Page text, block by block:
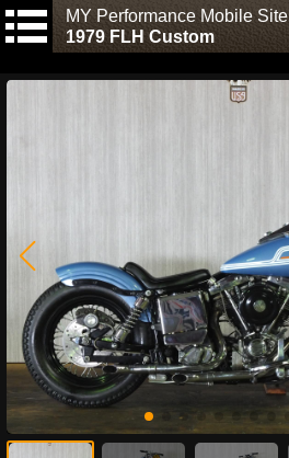
MY Performance Mobile Site
1979 FLH Custom